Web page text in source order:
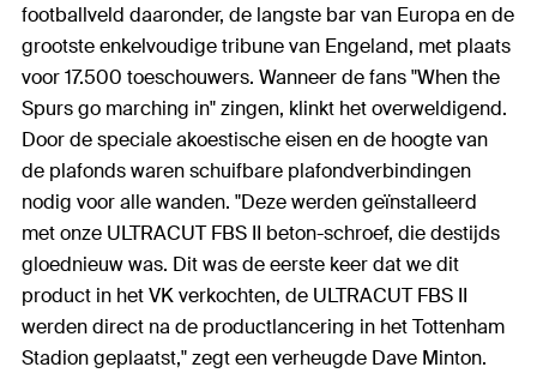
footballveld daaronder, de langste bar van Europa en de
grootste enkelvoudige tribune van Engeland, met plaats
voor 17.500 toeschouwers. Wanneer de fans "When the
Spurs go marching in" zingen, klinkt het overweldigend.
Door de speciale akoestische eisen en de hoogte van
de plafonds waren schuifbare plafondverbindingen
nodig voor alle wanden. "Deze werden geïnstalleerd
met onze ULTRACUT FBS II beton-schroef, die destijds
gloednieuw was. Dit was de eerste keer dat we dit
product in het VK verkochten, de ULTRACUT FBS II
werden direct na de productlancering in het Tottenham
Stadion geplaatst," zegt een verheugde Dave Minton.